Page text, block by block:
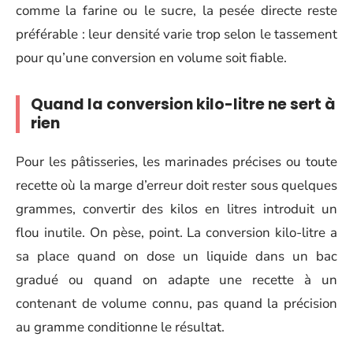
comme la farine ou le sucre, la pesée directe reste
préférable : leur densité varie trop selon le tassement
pour qu’une conversion en volume soit fiable.
Quand la conversion kilo-litre ne sert à
rien
Pour les pâtisseries, les marinades précises ou toute
recette où la marge d’erreur doit rester sous quelques
grammes, convertir des kilos en litres introduit un
flou inutile. On pèse, point. La conversion kilo-litre a
sa place quand on dose un liquide dans un bac
gradué ou quand on adapte une recette à un
contenant de volume connu, pas quand la précision
au gramme conditionne le résultat.